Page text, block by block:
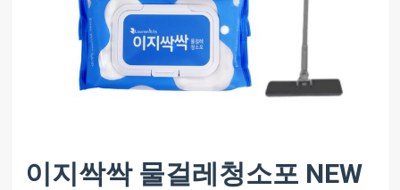
이지싹싹 물걸레청소포 NEW